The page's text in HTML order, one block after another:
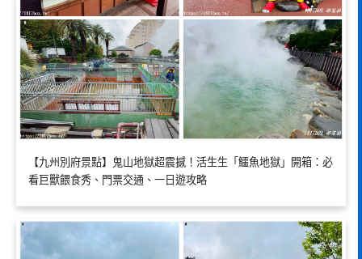
【九州別府景點】鬼山地獄超震撼！活生生「鱷魚地獄」開箱：必
看巨獸餵食秀、門票交通、一日遊攻略